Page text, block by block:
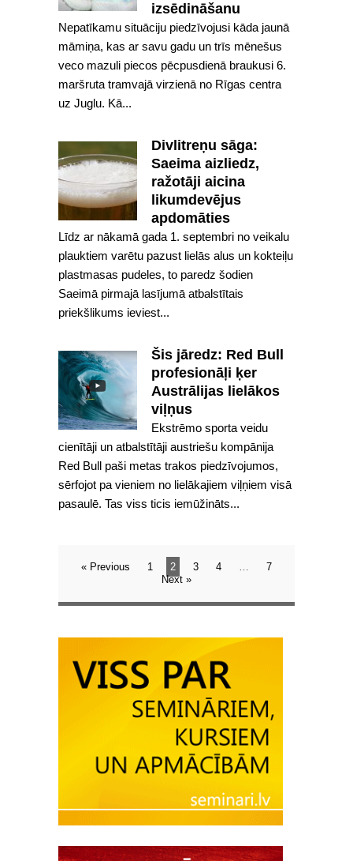
izsēdināšanu
Nepatīkamu situāciju piedzīvojusi kāda jaunā
māmiņa, kas ar savu gadu un trīs mēnešus
veco mazuli piecos pēcpusdienā braukusi 6.
maršruta tramvajā virzienā no Rīgas centra
uz Juglu. Kā...
Divlitreņu sāga:
Saeima aizliedz,
ražotāji aicina
likumdevējus
apdomāties
Līdz ar nākamā gada 1. septembri no veikalu
plauktiem varētu pazust lielās alus un kokteiļu
plastmasas pudeles, to paredz šodien
Saeimā pirmajā lasījumā atbalstītais
priekšlikums ieviest...
Šis jāredz: Red Bull
profesionāļi ķer
Austrālijas lielākos
viļņus
Ekstrēmo sporta veidu
cienītāji un atbalstītāji austriešu kompānija
Red Bull paši metas trakos piedzīvojumos,
sērfojot pa vieniem no lielākajiem viļņiem visā
pasaulē. Tas viss ticis iemūžināts...
« Previous 1 2 3 4 …
7
Next »